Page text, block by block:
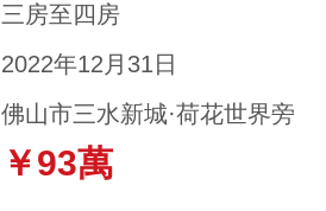
三房至四房
2022年12月31日
佛山市三水新城·荷花世界旁
￥93萬